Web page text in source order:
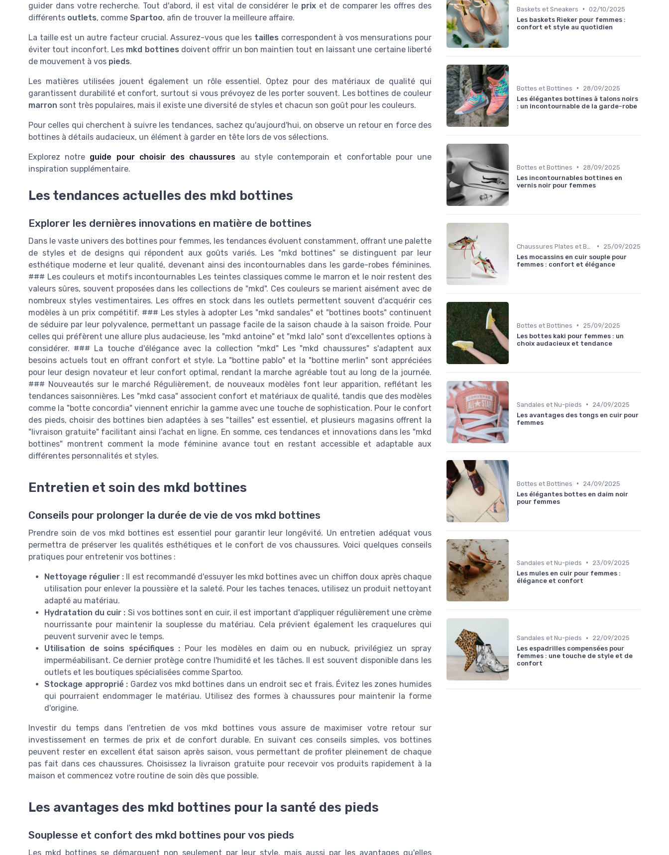
guider dans votre recherche. Tout d'abord, il est vital de considérer le prix et de comparer les offres des
différents outlets, comme Spartoo, afin de trouver la meilleure affaire.
La taille est un autre facteur crucial. Assurez-vous que les tailles correspondent à vos mensurations pour
éviter tout inconfort. Les mkd bottines doivent offrir un bon maintien tout en laissant une certaine liberté
de mouvement à vos pieds.
Les matières utilisées jouent également un rôle essentiel. Optez pour des matériaux de qualité qui
garantissent durabilité et confort, surtout si vous prévoyez de les porter souvent. Les bottines de couleur
marron sont très populaires, mais il existe une diversité de styles et chacun son goût pour les couleurs.
Pour celles qui cherchent à suivre les tendances, sachez qu'aujourd'hui, on observe un retour en force des
bottines à détails audacieux, un élément à garder en tête lors de vos sélections.
Explorez notre guide pour choisir des chaussures au style contemporain et confortable pour une
inspiration supplémentaire.
Les tendances actuelles des mkd bottines
Explorer les dernières innovations en matière de bottines
Dans le vaste univers des bottines pour femmes, les tendances évoluent constamment, offrant une palette
de styles et de designs qui répondent aux goûts variés. Les "mkd bottines" se distinguent par leur
esthétique moderne et leur qualité, devenant ainsi des incontournables dans les garde-robes féminines.
### Les couleurs et motifs incontournables Les teintes classiques comme le marron et le noir restent des
valeurs sûres, souvent proposées dans les collections de "mkd". Ces couleurs se marient aisément avec de
nombreux styles vestimentaires. Les offres en stock dans les outlets permettent souvent d'acquérir ces
modèles à un prix compétitif. ### Les styles à adopter Les "mkd sandales" et "bottines boots" continuent
de séduire par leur polyvalence, permettant un passage facile de la saison chaude à la saison froide. Pour
celles qui préfèrent une allure plus audacieuse, les "mkd antoine" et "mkd lalo" sont d'excellentes options à
considérer. ### La touche d'élégance avec la collection "mkd" Les "mkd chaussures" s'adaptent aux
besoins actuels tout en offrant confort et style. La "bottine pablo" et la "bottine merlin" sont appréciées
pour leur design novateur et leur confort optimal, rendant la marche agréable tout au long de la journée.
### Nouveautés sur le marché Régulièrement, de nouveaux modèles font leur apparition, reflétant les
tendances saisonnières. Les "mkd casa" associent confort et matériaux de qualité, tandis que des modèles
comme la "botte concordia" viennent enrichir la gamme avec une touche de sophistication. Pour le confort
des pieds, choisir des bottines bien adaptées à ses "tailles" est essentiel, et plusieurs magasins offrent la
"livraison gratuite" facilitant ainsi l'achat en ligne. En somme, ces tendances et innovations dans les "mkd
bottines" montrent comment la mode féminine avance tout en restant accessible et adaptable aux
différentes personnalités et styles.
Entretien et soin des mkd bottines
Conseils pour prolonger la durée de vie de vos mkd bottines
Prendre soin de vos mkd bottines est essentiel pour garantir leur longévité. Un entretien adéquat vous
permettra de préserver les qualités esthétiques et le confort de vos chaussures. Voici quelques conseils
pratiques pour entretenir vos bottines :
Nettoyage régulier : Il est recommandé d'essuyer les mkd bottines avec un chiffon doux après chaque
utilisation pour enlever la poussière et la saleté. Pour les taches tenaces, utilisez un produit nettoyant
adapté au matériau.
Hydratation du cuir : Si vos bottines sont en cuir, il est important d'appliquer régulièrement une crème
nourrissante pour maintenir la souplesse du matériau. Cela prévient également les craquelures qui
peuvent survenir avec le temps.
Utilisation de soins spécifiques : Pour les modèles en daim ou en nubuck, privilégiez un spray
imperméabilisant. Ce dernier protège contre l'humidité et les tâches. Il est souvent disponible dans les
outlets et les boutiques spécialisées comme Spartoo.
Stockage approprié : Gardez vos mkd bottines dans un endroit sec et frais. Évitez les zones humides
qui pourraient endommager le matériau. Utilisez des formes à chaussures pour maintenir la forme
d'origine.
Investir du temps dans l'entretien de vos mkd bottines vous assure de maximiser votre retour sur
investissement en termes de prix et de confort durable. En suivant ces conseils simples, vos bottines
peuvent rester en excellent état saison après saison, vous permettant de profiter pleinement de chaque
pas fait dans ces chaussures. Choisissez la livraison gratuite pour recevoir vos produits rapidement à la
maison et commencez votre routine de soin dès que possible.
Les avantages des mkd bottines pour la santé des pieds
Souplesse et confort des mkd bottines pour vos pieds
Les mkd bottines se démarquent non seulement par leur style, mais aussi par les avantages qu'elles
Baskets et Sneakers • 02/10/2025
Les baskets Rieker pour femmes :
confort et style au quotidien
Bottes et Bottines •
28/09/2025
Les élégantes bottines à talons noirs
: un incontournable de la garde-robe
Bottes et Bottines •
28/09/2025
Les incontournables bottines en
vernis noir pour femmes
•
25/09/2025
Les mocassins en cuir souple pour
femmes : confort et élégance
Bottes et Bottines •
25/09/2025
Les bottes kaki pour femmes : un
choix audacieux et tendance
Sandales et Nu-pieds •
24/09/2025
Les avantages des tongs en cuir pour
femmes
Bottes et Bottines •
24/09/2025
Les élégantes bottes en daim noir
pour femmes
Sandales et Nu-pieds •
23/09/2025
Les mules en cuir pour femmes :
élégance et confort
Sandales et Nu-pieds •
22/09/2025
Les espadrilles compensées pour
femmes : une touche de style et de
confort